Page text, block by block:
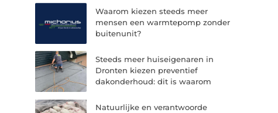
Waarom kiezen steeds meer
mensen een warmtepomp zonder
buitenunit?
Steeds meer huiseigenaren in
Dronten kiezen preventief
dakonderhoud: dit is waarom
Natuurlijke en verantwoorde